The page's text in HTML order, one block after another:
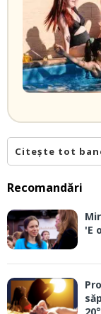
Citește tot
Recomandări
'E